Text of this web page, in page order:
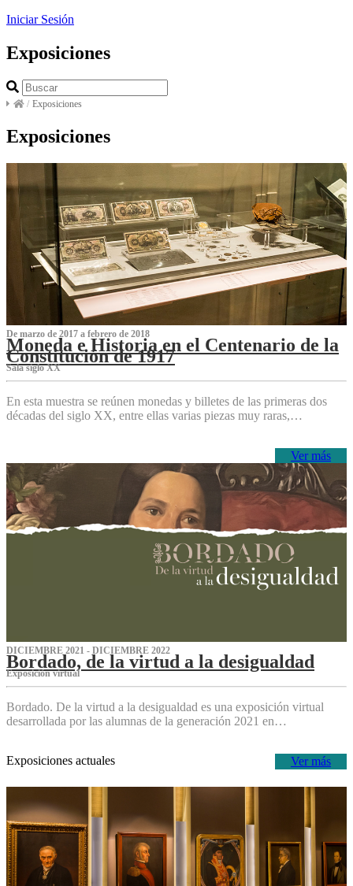
Iniciar Sesión
Exposiciones
/ Exposiciones
Exposiciones
De marzo de 2017 a febrero de 2018
Moneda e Historia en el Centenario de la
Constitución de 1917
Sala siglo XX
En esta muestra se reúnen monedas y billetes de las primeras dos
décadas del siglo XX, entre ellas varias piezas muy raras,…
Ver más
DICIEMBRE 2021 - DICIEMBRE 2022
Bordado, de la virtud a la desigualdad
Exposición virtual‌
Bordado. De la virtud a la desigualdad es una exposición virtual
desarrollada por las alumnas de la generación 2021 en…
Ver más
Exposiciones actuales